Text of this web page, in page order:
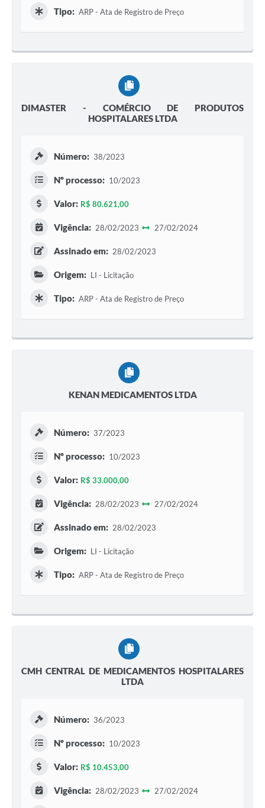
Tipo: ARP - Ata de Registro de Preço
DIMASTER - COMÉRCIO DE PRODUTOS
HOSPITALARES LTDA
Número: 38/2023
Nº processo: 10/2023
Valor: R$ 80.621,00
Vigência: 28/02/2023 27/02/2024
Assinado em: 28/02/2023
Origem: LI - Licitação
Tipo: ARP - Ata de Registro de Preço
KENAN MEDICAMENTOS LTDA
Número: 37/2023
Nº processo: 10/2023
Valor: R$ 33.000,00
Vigência: 28/02/2023 27/02/2024
Assinado em: 28/02/2023
Origem: LI - Licitação
Tipo: ARP - Ata de Registro de Preço
CMH CENTRAL DE MEDICAMENTOS HOSPITALARES
LTDA
Número: 36/2023
Nº processo: 10/2023
Valor: R$ 10.453,00
Vigência: 28/02/2023 27/02/2024